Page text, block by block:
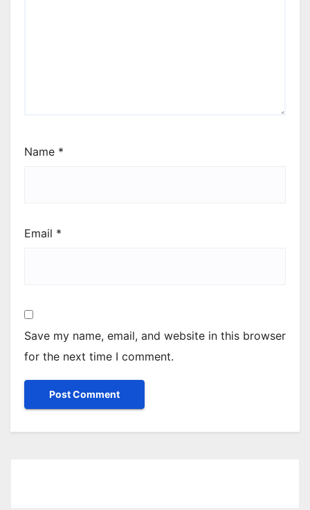
Name *
Email *
Save my name, email, and website in this browser
for the next time I comment.